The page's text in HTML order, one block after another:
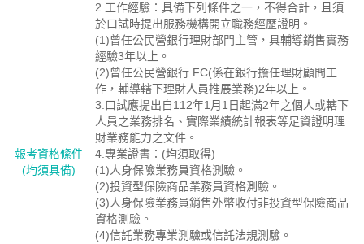
報考資格絛件
(均須具備)
2.工作經驗：具備下列條件之一，不得合計，且須
於口試時提出服務機構開立職務經歷證明。
(1)曾任公民營銀行理財部門主管，具輔導銷售實務
經驗3年以上。
(2)曾任公民營銀行 FC(係在銀行擔任理財顧問工
作，輔導轄下理財人員推展業務)2年以上。
3.口試應提出自112年1月1日起滿2年之個人或轄下
人員之業務排名、實際業績統計報表等足資證明理
財業務能力之文件。
4.專業證書：(均須取得)
(1)人身保險業務員資格測驗。
(2)投資型保險商品業務員資格測驗。
(3)人身保險業務員銷售外幣收付非投資型保險商品
資格測驗。
(4)信託業務專業測驗或信託法規測驗。